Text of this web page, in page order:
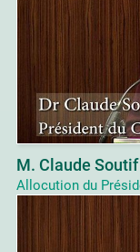
M. Claude Soutif
Allocution du